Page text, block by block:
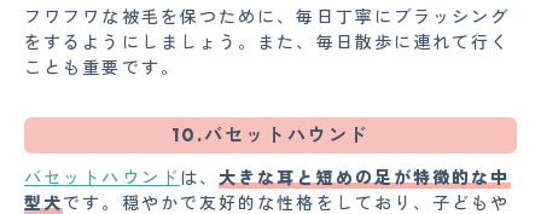
フワフワな被毛を保つために、毎日丁寧にブラッシング
をするようにしましょう。また、毎日散歩に連れて行く
ことも重要です。
10.バセットハウンド
バセットハウンド は、大きな耳と短めの足が特徴的な中
型犬です。穏やかで友好的な性格をしており、子どもや